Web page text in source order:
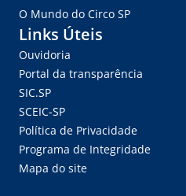
O Mundo do Circo SP
Links Úteis
Ouvidoria
Portal da transparência
SIC.SP
SCEIC-SP
Política de Privacidade
Programa de Integridade
Mapa do site